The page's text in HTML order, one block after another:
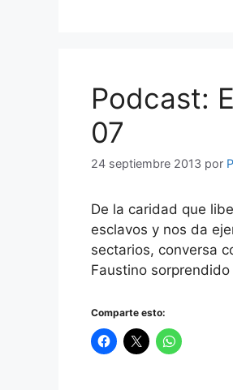
Podcast:
07
24 septiembre 2013 por
De la caridad que
esclavos y nos da
sectarios, conversa
Faustino
Comparte esto: